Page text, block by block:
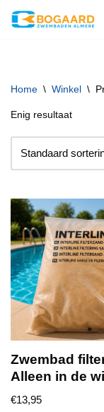
inhoud
Home \ Winkel \
Enig resultaat
Zwembad
Alleen in de
€13,95